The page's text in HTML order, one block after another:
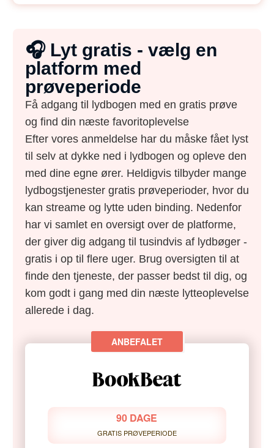
🎧 Lyt gratis - vælg en
platform med
prøveperiode
Få adgang til lydbogen med en gratis prøve
og find din næste favoritoplevelse
Efter vores anmeldelse har du måske fået lyst
til selv at dykke ned i lydbogen og opleve den
med dine egne ører. Heldigvis tilbyder mange
lydbogstjenester gratis prøveperioder, hvor du
kan streame og lytte uden binding. Nedenfor
har vi samlet en oversigt over de platforme,
der giver dig adgang til tusindvis af lydbøger -
gratis i op til flere uger. Brug oversigten til at
finde den tjeneste, der passer bedst til dig, og
kom godt i gang med din næste lytteoplevelse
allerede i dag.
90 DAGE
GRATIS PRØVEPERIODE